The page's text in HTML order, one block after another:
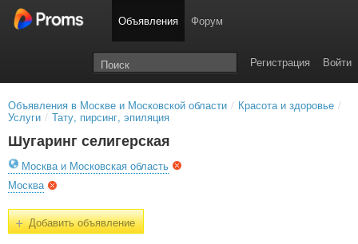
Объявления Форум
Войти
Регистрация
Объявления в Москве и Московской области / Красота и здоровье /
Услуги / Тату, пирсинг, эпиляция
Шугаринг селигерская
Москва и Московская область
Москва
+Добавить объявление